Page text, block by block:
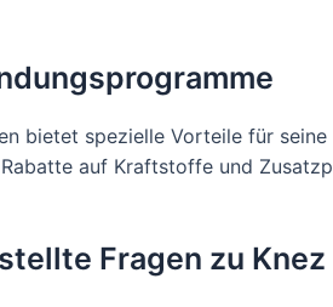
bietet spezielle Vorteile für
Rabatte auf Kraftstoffe und
Fragen zu Knez